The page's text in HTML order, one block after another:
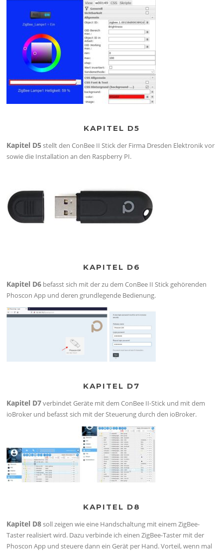
KAPITEL D5
Kapitel D5stellt den ConBee II Stick der Firma Dresden Elektronik vor
sowie die Installation an den Raspberry PI.
KAPITEL D6
Kapitel D6 befasst sich mit der zu dem ConBee II Stick gehörenden
Phoscon App und deren grundlegende Bedienung.
KAPITEL D7
Kapitel D7verbindet Geräte mit dem ConBee II-Stick und mit dem
ioBroker und befasst sich mit der Steuerung durch den ioBroker.
KAPITEL D8
Kapitel D8soll zeigen wie eine Handschaltung mit einem ZigBee-
Taster realisiert wird. Dazu verbinde ich einen ZigBee-Taster mit der
Phoscon App und steuere dann ein Gerät per Hand. Vorteil, wenn mal